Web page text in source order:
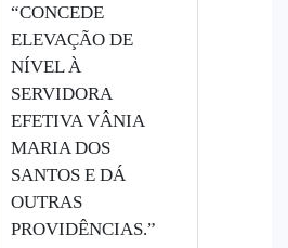
“CONCEDE
ELEVAÇÃO DE
NÍVEL À
SERVIDORA
EFETIVA VÂNIA
MARIA DOS
SANTOS E DÁ
OUTRAS
PROVIDÊNCIAS.”